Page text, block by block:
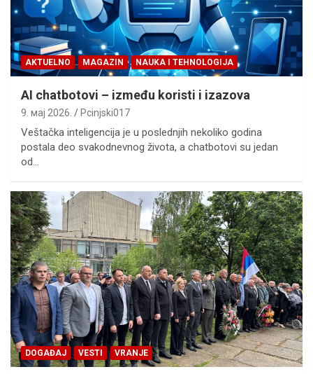
AKTUELNO MAGAZIN NAUKA I TEHNOLOGIJA
AI chatbotovi – između koristi i izazova
9. мај 2026. Pcinjski017
Veštačka inteligencija je u poslednjih nekoliko godina
postala deo svakodnevnog života, a chatbotovi su jedan
od…
DOGAĐAJ VESTI VRANJE